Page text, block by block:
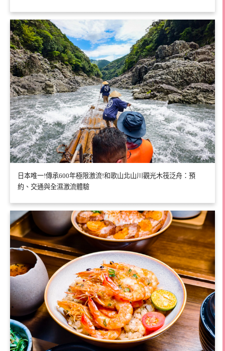
日本唯一!傳承600年極限激流!和歌山北山川觀光木筏泛舟：預
約、交通與全濕激流體驗